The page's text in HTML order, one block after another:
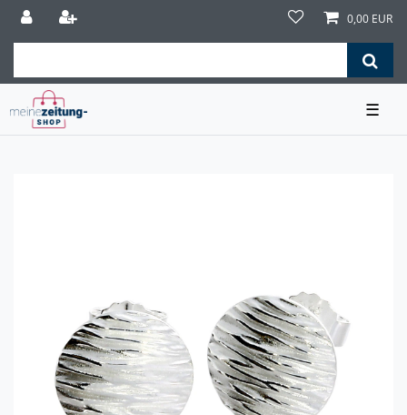
0,00 EUR
☰